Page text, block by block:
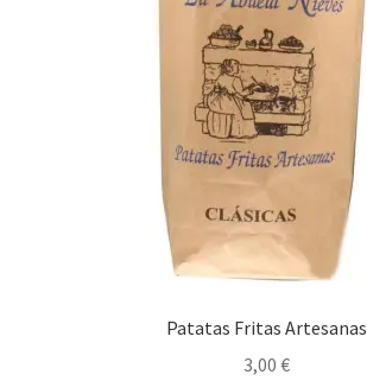
Patatas Fritas Artesanas
3,00 €